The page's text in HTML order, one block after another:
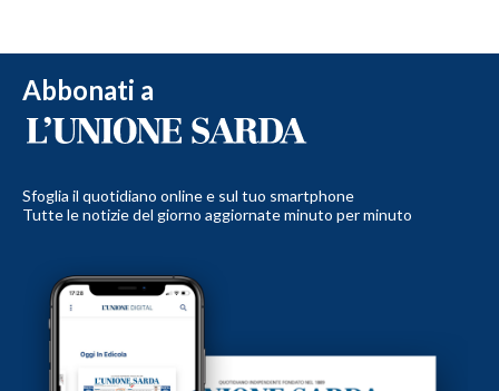
Abbonati a
Sfoglia il quotidiano online e sul tuo smartphone
Tutte le notizie del giorno aggiornate minuto per minuto